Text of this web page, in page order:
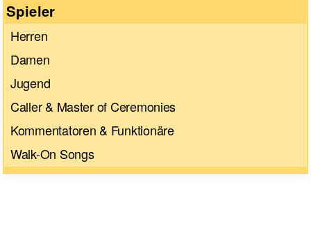
Spieler
Herren
Damen
Jugend
Caller & Master of Ceremonies
Kommentatoren & Funktionäre
Walk-On Songs